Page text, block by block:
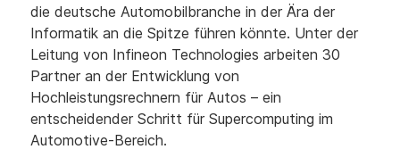
die deutsche Automobilbranche in der Ära der
Informatik an die Spitze führen könnte. Unter der
Leitung von Infineon Technologies arbeiten 30
Partner an der Entwicklung von
Hochleistungsrechnern für Autos – ein
entscheidender Schritt für Supercomputing im
Automotive-Bereich.